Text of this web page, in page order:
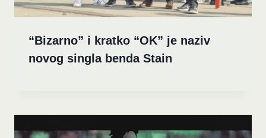
“Bizarno” i kratko “OK” je naziv
novog singla benda Stain